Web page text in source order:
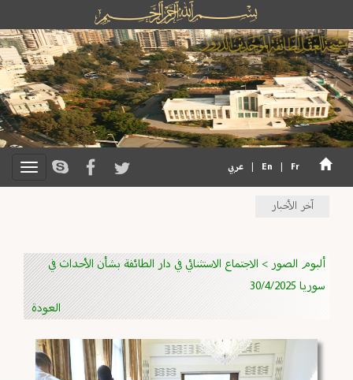
En Fr عربي
آخر الأخبار
ألبوم الصور > الاجتماع الاستثنائي في دار الطائفة بشأن الأحداث في
سوريا 30/4/2025‏
العودة